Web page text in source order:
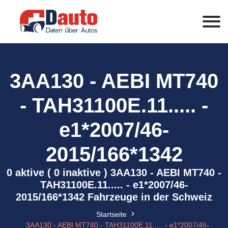
3AA130 - AEBI MT740
- TAH31100E.11..... -
e1*2007/46-
2015/166*1342
0 aktive ( 0 inaktive ) 3AA130 - AEBI MT740 -
TAH31100E.11..... - e1*2007/46-
2015/166*1342 Fahrzeuge in der Schweiz
Startseite
3AA130 - AEBI MT740 - TAH31100E.11..... - e1*2007/46-